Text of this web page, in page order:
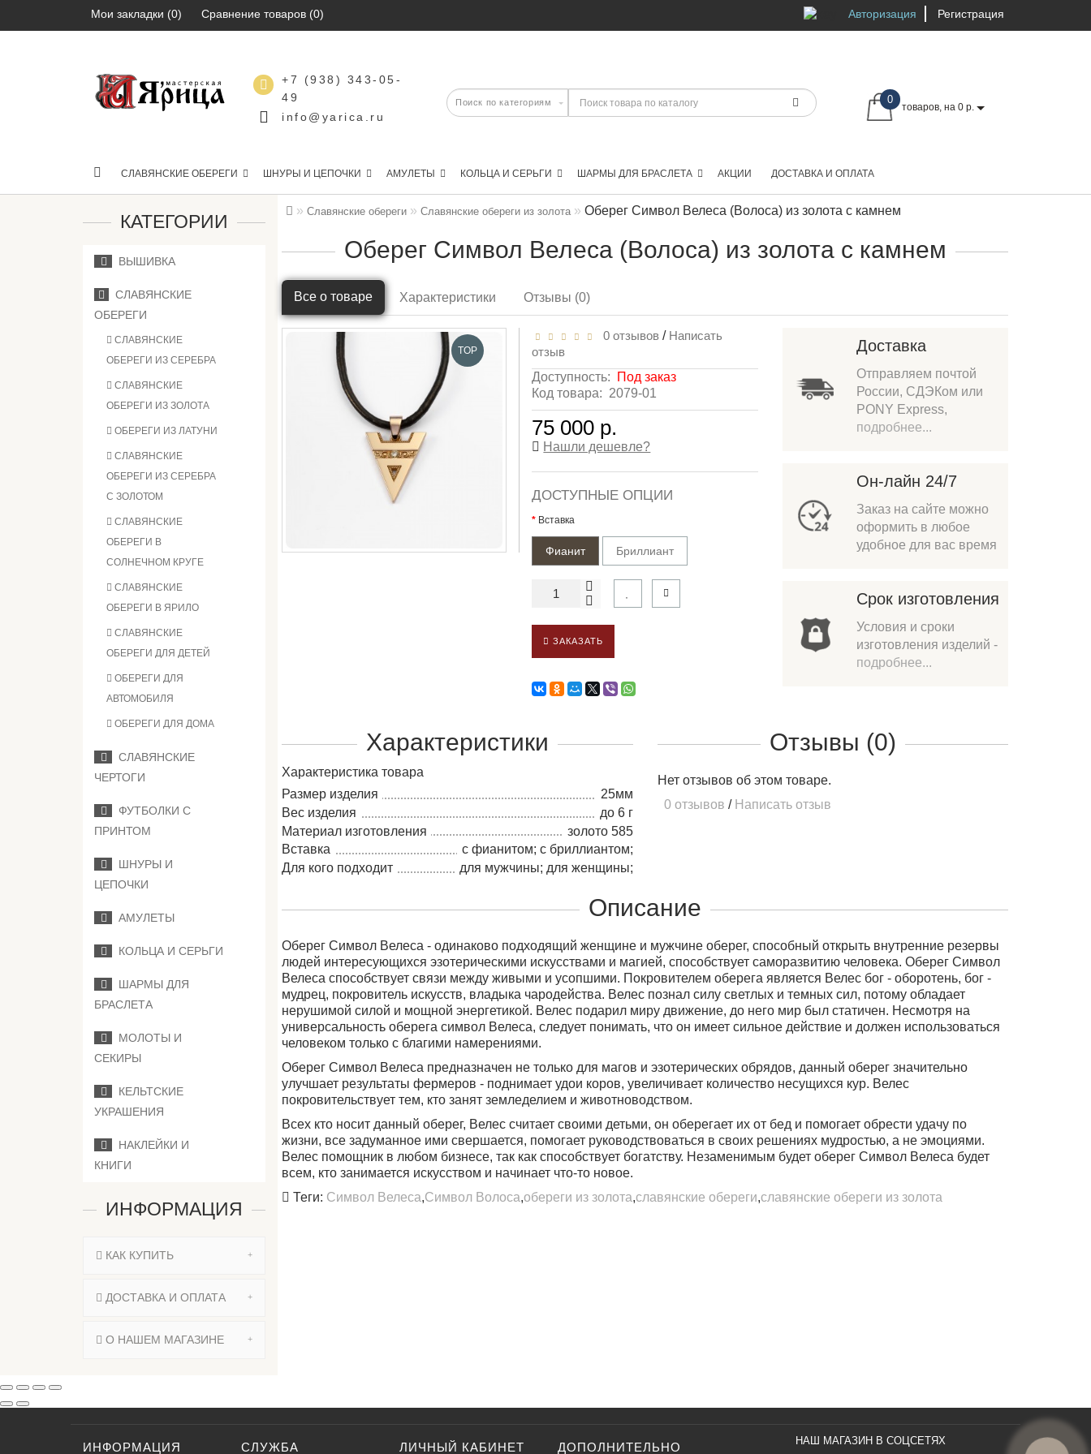
Мои закладки (0) Сравнение товаров (0) Авторизация Регистрация
+7 (938) 343-05-
49
info@yarica.ru
0
товаров, на 0 р.
СЛАВЯНСКИЕ ОБЕРЕГИ ШНУРЫ И ЦЕПОЧКИ АМУЛЕТЫ КОЛЬЦА И СЕРЬГИ ШАРМЫ ДЛЯ БРАСЛЕТА АКЦИИ ДОСТАВКА И ОПЛАТА
КАТЕГОРИИ
ВЫШИВКА
СЛАВЯНСКИЕ
ОБЕРЕГИ
СЛАВЯНСКИЕ
ОБЕРЕГИ ИЗ СЕРЕБРА
СЛАВЯНСКИЕ
ОБЕРЕГИ ИЗ ЗОЛОТА
ОБЕРЕГИ ИЗ ЛАТУНИ
СЛАВЯНСКИЕ
ОБЕРЕГИ ИЗ СЕРЕБРА
С ЗОЛОТОМ
СЛАВЯНСКИЕ
ОБЕРЕГИ В
СОЛНЕЧНОМ КРУГЕ
СЛАВЯНСКИЕ
ОБЕРЕГИ В ЯРИЛО
СЛАВЯНСКИЕ
ОБЕРЕГИ ДЛЯ ДЕТЕЙ
ОБЕРЕГИ ДЛЯ
АВТОМОБИЛЯ
ОБЕРЕГИ ДЛЯ ДОМА
СЛАВЯНСКИЕ
ЧЕРТОГИ
ФУТБОЛКИ С
ПРИНТОМ
ШНУРЫ И
ЦЕПОЧКИ
АМУЛЕТЫ
КОЛЬЦА И СЕРЬГИ
ШАРМЫ ДЛЯ
БРАСЛЕТА
МОЛОТЫ И
СЕКИРЫ
КЕЛЬТСКИЕ
УКРАШЕНИЯ
НАКЛЕЙКИ И
КНИГИ
ИНФОРМАЦИЯ
КАК КУПИТЬ
ДОСТАВКА И ОПЛАТА
О НАШЕМ МАГАЗИНЕ
Славянские обереги Славянские обереги из золота Оберег Символ Велеса (Волоса) из золота с камнем
Оберег Символ Велеса (Волоса) из золота с камнем
Все о товаре Характеристики Отзывы (0)
TOP
0 отзывов / Написать
отзыв
Доступность: Под заказ
Код товара: 2079-01
75 000 р.
Нашли дешевле?
ДОСТУПНЫЕ ОПЦИИ
Вставка
Фианит Бриллиант
ЗАКАЗАТЬ
Доставка
Отправляем почтой
России, СДЭКом или
PONY Express,
подробнее...
Он-лайн 24/7
Заказ на сайте можно
оформить в любое
удобное для вас время
Срок изготовления
Условия и сроки
изготовления изделий -
подробнее...
Характеристики
Характеристика товара
Размер изделия
25мм
Вес изделия
до 6 г
Материал изготовления
золото 585
Вставка
с фианитом; с бриллиантом;
Для кого подходит
для мужчины; для женщины;
Отзывы (0)
Нет отзывов об этом товаре.
0 отзывов / Написать отзыв
Описание
Оберег Символ Велеса - одинаково подходящий женщине и мужчине оберег, способный открыть внутренние резервы
людей интересующихся эзотерическими искусствами и магией, способствует саморазвитию человека. ОберегСимвол
Велеса способствует связи между живыми и усопшими. Покровителем оберега является Велес бог - оборотень, бог -
мудрец, покровитель искусств, владыка чародейства. Велес познал силу светлых и темных сил, потому обладает
нерушимой силой и мощной энергетикой. Велес подарил миру движение, до него мир был статичен. Несмотря на
универсальность оберега символ Велеса, следует понимать, что он имеет сильное действие и должен использоваться
человеком только с благими намерениями.
Оберег Символ Велеса предназначен не только для магов и эзотерических обрядов, данный оберег значительно
улучшает результаты фермеров - поднимает удои коров, увеличивает количество несущихся кур. Велес
покровительствует тем, кто занят земледелием и животноводством.
Всех кто носит данный оберег, Велес считает своими детьми, он оберегает их от бед и помогает обрести удачу по
жизни, все задуманное ими свершается, помогает руководствоваться в своих решениях мудростью, а не эмоциями.
Велес помощник в любом бизнесе, так как способствует богатству. Незаменимым будет оберег Символ Велеса будет
всем, кто занимается искусством и начинает что-то новое.
Теги: Символ Велеса,Символ Волоса,обереги из золота,славянские обереги,славянские обереги из золота
ИНФОРМАЦИЯ
СЛУЖБА
ЛИЧНЫЙ КАБИНЕТ ДОПОЛНИТЕЛЬНО НАШ МАГАЗИН В СОЦСЕТЯХ